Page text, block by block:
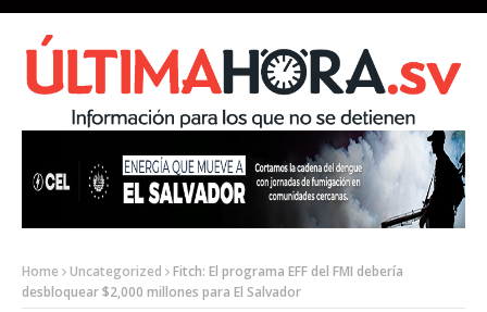
Home Uncategorized
Fitch: El programa EFF del FMI debería
desbloquear $2,000 millones para El Salvador